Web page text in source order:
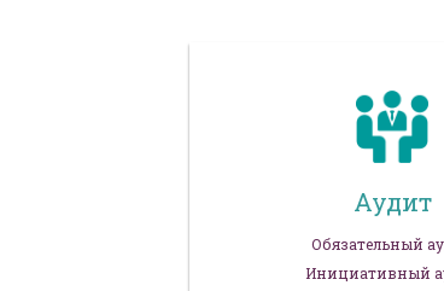
Аудит
Обязательный
Инициативный